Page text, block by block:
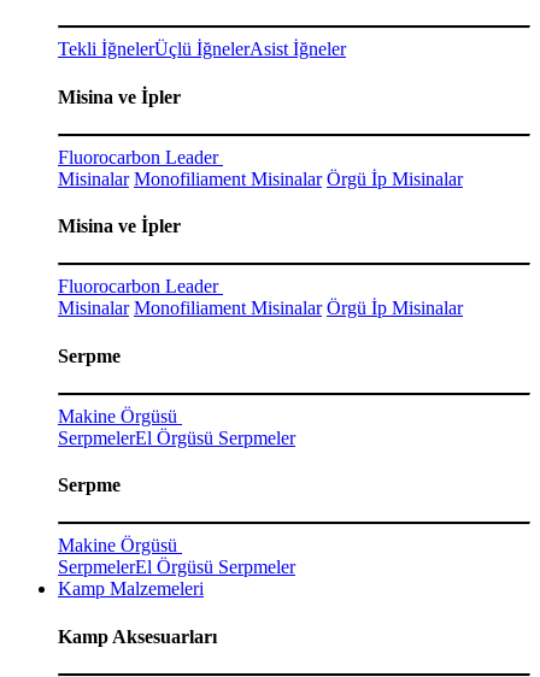
Tekli İğnelerÜçlü İğnelerAsist İğneler
Misina ve İpler
Fluorocarbon Leader
Misinalar Monofiliament Misinalar Örgü İp Misinalar
Misina ve İpler
Fluorocarbon Leader
Misinalar Monofiliament Misinalar Örgü İp Misinalar
Serpme
Makine Örgüsü
SerpmelerEl Örgüsü Serpmeler
Serpme
Makine Örgüsü
SerpmelerEl Örgüsü Serpmeler
Kamp Malzemeleri
Kamp Aksesuarları